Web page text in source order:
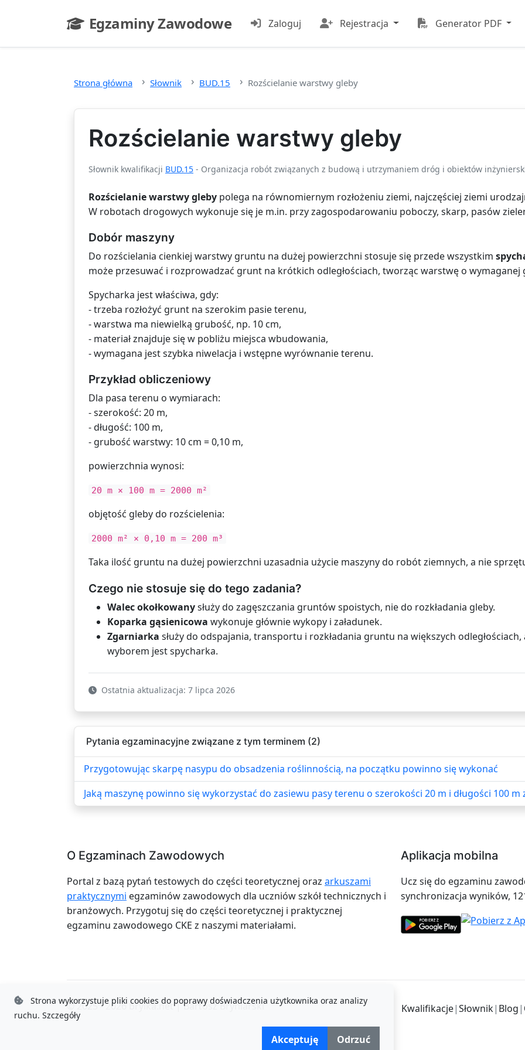
Egzaminy Zawodowe
- strona główna
Zaloguj Rejestracja Generator PDF
Strona główna Słownik BUD.15 Rozścielanie warstwy gleby
Rozścielanie warstwy gleby
Słownik kwalifikacji BUD.15 - Organizacja robót związanych z budową i utrzymaniem dróg i obiektów
Rozścielanie warstwy gleby polega na równomiernym rozłożeniu ziemi, najczęściej ziemi
W robotach drogowych wykonuje się je m.in. przy zagospodarowaniu poboczy, skarp, pasów
Dobór maszyny
Do rozścielania cienkiej warstwy gruntu na dużej powierzchni stosuje się przede wszystkim
może przesuwać i rozprowadzać grunt na krótkich odległościach, tworząc warstwę o wymaganej
Spycharka jest właściwa, gdy:
- trzeba rozłożyć grunt na szerokim pasie terenu,
- warstwa ma niewielką grubość, np. 10 cm,
- materiał znajduje się w pobliżu miejsca wbudowania,
- wymagana jest szybka niwelacja i wstępne wyrównanie terenu.
Przykład obliczeniowy
Dla pasa terenu o wymiarach:
- szerokość: 20 m,
- długość: 100 m,
- grubość warstwy: 10 cm = 0,10 m,
powierzchnia wynosi:
20 m × 100 m = 2000 m²
objętość gleby do rozścielenia:
2000 m² × 0,10 m = 200 m³
Taka ilość gruntu na dużej powierzchni uzasadnia użycie maszyny do robót ziemnych, a nie
Czego nie stosuje się do tego zadania?
Walec okołkowanysłuży do zagęszczania gruntów spoistych, nie do rozkładania gleby.
Koparka gąsienicowa wykonuje głównie wykopy i załadunek.
Zgarniarka służy do odspajania, transportu i rozkładania gruntu na większych
wyborem jest spycharka.
Ostatnia aktualizacja: 7 lipca 2026
Pytania egzaminacyjne związane z tym terminem (2)
Przygotowując skarpę nasypu do obsadzenia roślinnością, na początku powinno się wykonać
Jaką maszynę powinno się wykorzystać do zasiewu pasy terenu o szerokości 20 m i długości 100
O Egzaminach Zawodowych
Portal z bazą pytań testowych do części teoretycznej oraz arkuszami
praktycznymi egzaminów zawodowych dla uczniów szkół technicznych i
branżowych. Przygotuj się do części teoretycznej i praktycznej
egzaminu zawodowego CKE z naszymi materiałami.
Aplikacja mobilna
Ucz się do egzaminu
synchronizacja wyników,
© 2025 - 2026 brylka.net |Bartosz Bryniarski Kwalifikacje|Słownik| Blog|
Strona wykorzystuje pliki cookies do poprawy doświadczenia użytkownika oraz analizy
ruchu. Szczegóły
Akceptuję Odrzuć